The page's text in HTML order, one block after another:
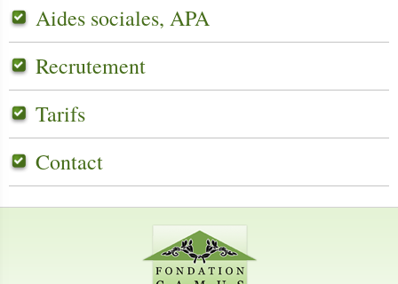
Aides sociales, APA
Recrutement
Tarifs
Contact